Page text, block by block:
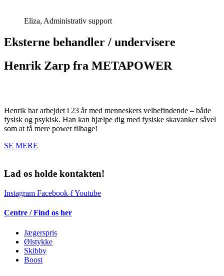
Eliza, Administrativ support
Eksterne behandler / undervisere
Henrik Zarp fra METAPOWER
Henrik har arbejdet i 23 år med menneskers velbefindende – både
fysisk og psykisk. Han kan hjælpe dig med fysiske skavanker såvel
som at få mere power tilbage!
SE MERE
Lad os holde kontakten!
Instagram Facebook-fYoutube
Centre / Find os her
Jægerspris
Ølstykke
Skibby
Boost